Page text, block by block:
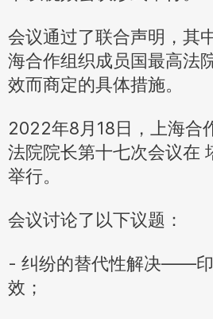
会议通过了联合声明，其
海合作组织成员国最高法
效而商定的具体措施。
2022年8月18日，上海合
法院院长第十七次会议在
举行。
会议讨论了以下议题：
- 纠纷的替代性解决——
效；